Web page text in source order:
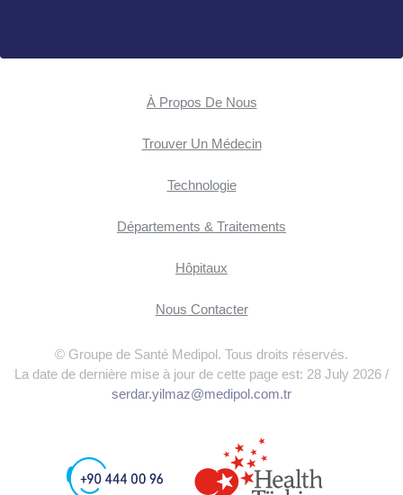
À Propos De Nous
Trouver Un Médecin
Technologie
Départements & Traitements
Hôpitaux
Nous Contacter
© Groupe de Santé Medipol. Tous droits réservés.
La date de dernière mise à jour de cette page est: 28 July 2026 /
serdar.yilmaz@medipol.com.tr